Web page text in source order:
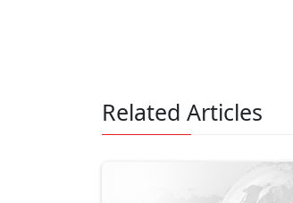
Related Articles